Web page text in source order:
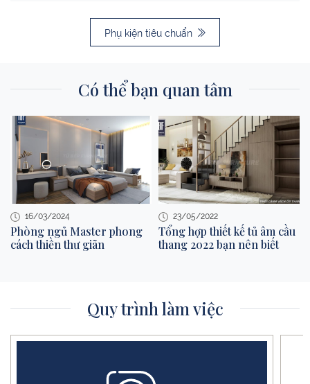
Phụ kiện tiêu chuẩn
Có thể bạn quan tâm
16/03/2024
Phòng ngủ Master phong
cách thiền thư giãn
23/05/2022
Tổng hợp thiết kế tủ âm cầu
thang 2022 bạn nên biết
Quy trình làm việc